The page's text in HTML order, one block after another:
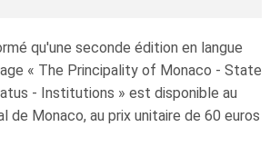
qu'une seconde édition en langue
« The Principality of Monaco - State
- Institutions » est disponible au
de Monaco, au prix unitaire de 60 euros